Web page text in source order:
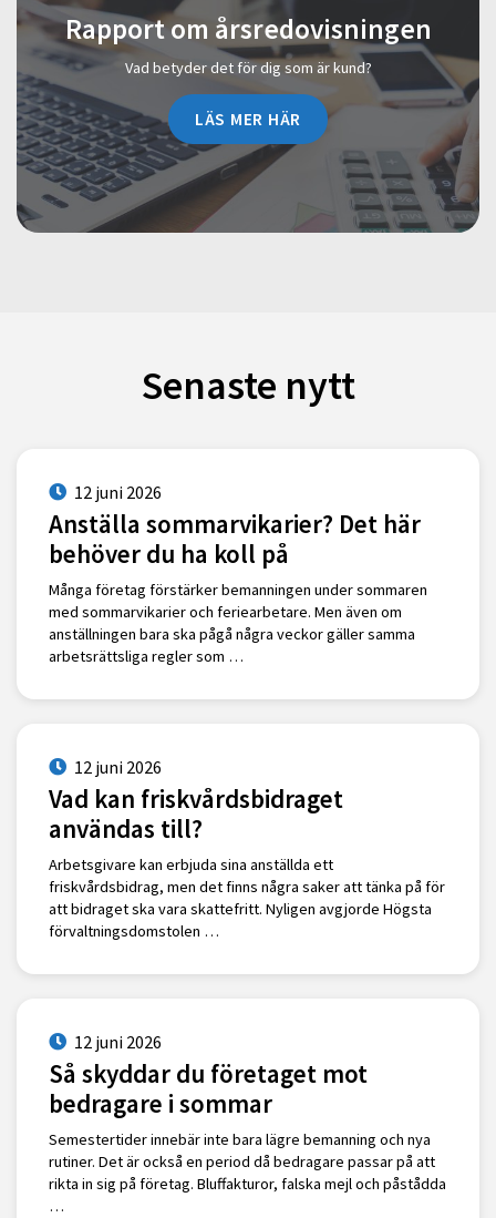
Rapport om årsredovisningen
Vad betyder det för dig som är kund?
LÄS MER HÄR
Senaste nytt
12 juni 2026
Anställa sommarvikarier? Det här
behöver du ha koll på
Många företag förstärker bemanningen under sommaren
med sommarvikarier och feriearbetare. Men även om
anställningen bara ska pågå några veckor gäller samma
arbetsrättsliga regler som …
12 juni 2026
Vad kan friskvårdsbidraget
användas till?
Arbetsgivare kan erbjuda sina anställda ett
friskvårdsbidrag, men det finns några saker att tänka på för
att bidraget ska vara skattefritt. Nyligen avgjorde Högsta
förvaltningsdomstolen …
12 juni 2026
Så skyddar du företaget mot
bedragare i sommar
Semestertider innebär inte bara lägre bemanning och nya
rutiner. Det är också en period då bedragare passar på att
rikta in sig på företag. Bluffakturor, falska mejl och påstådda
…